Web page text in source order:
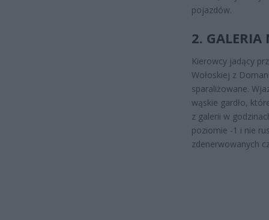
pojazdów.
2. GALERIA
Kierowcy jadący
Wołoskiej z
sparaliżowane.
wąskie gardło,
z galerii w
poziomie -1 i nie
zdenerwowanych